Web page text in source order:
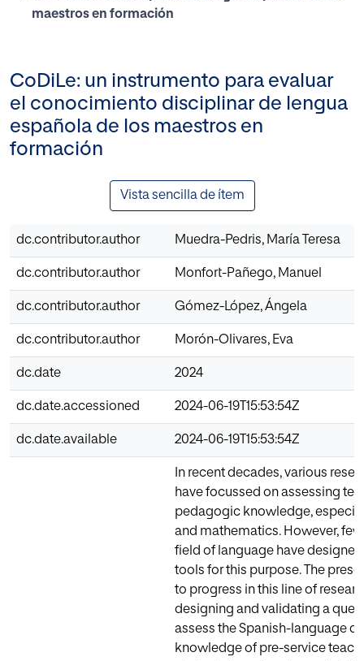
maestros en formación
CoDiLe: un instrumento para evaluar
el conocimiento disciplinar de lengua
española de los maestros en
formación
Vista sencilla de ítem
dc.contributor.author Muedra-Pedris, María Teresa
dc.contributor.author Monfort-Pañego, Manuel
dc.contributor.author Gómez-López, Ángela
dc.contributor.author Morón-Olivares, Eva
dc.date 2024
dc.date.accessioned 2024-06-19T15:53:54Z
dc.date.available 2024-06-19T15:53:54Z
In recent decades, various
have focussed on assessing
pedagogic knowledge,
and mathematics. However,
field of language have
tools for this purpose. The
to progress in this line of
designing and validating a
assess the Spanish-language
knowledge of pre-service